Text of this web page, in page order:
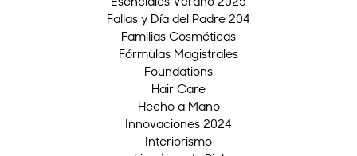
Fallas y Día del Padre 204
Familias Cosméticas
Fórmulas Magistrales
Foundations
Hair Care
Hecho a Mano
Innovaciones 2024
Interiorismo